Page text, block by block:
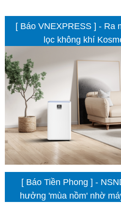
[ Báo VNEXPRESS ] - Ra
lọc không khí
[ Báo Tiền Phong ] -
hưởng 'mùa nồm' nhờ